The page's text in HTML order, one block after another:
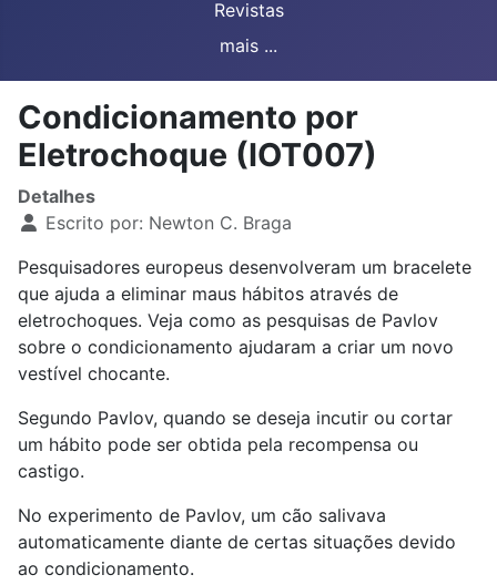
Revistas
mais ...
Condicionamento por
Eletrochoque (IOT007)
Detalhes
Escrito por: Newton C. Braga
Pesquisadores europeus desenvolveram um bracelete
que ajuda a eliminar maus hábitos através de
eletrochoques. Veja como as pesquisas de Pavlov
sobre o condicionamento ajudaram a criar um novo
vestível chocante.
Segundo Pavlov, quando se deseja incutir ou cortar
um hábito pode ser obtida pela recompensa ou
castigo.
No experimento de Pavlov, um cão salivava
automaticamente diante de certas situações devido
ao condicionamento.